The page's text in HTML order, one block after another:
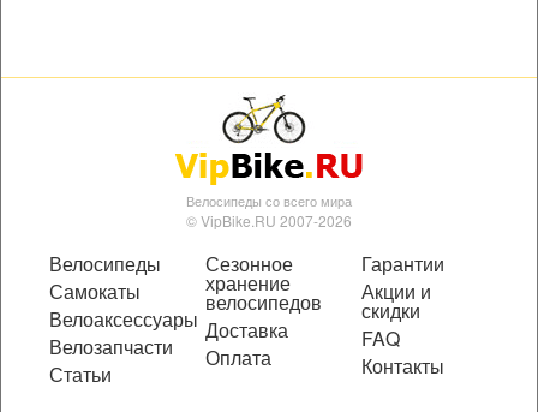
Велосипеды со всего мира
© VipBike.RU 2007-2026
Велосипеды
Самокаты
Велоаксессуары
Велозапчасти
Статьи
Сезонное
хранение
велосипедов
Доставка
Оплата
Гарантии
Акции и
скидки
FAQ
Контакты